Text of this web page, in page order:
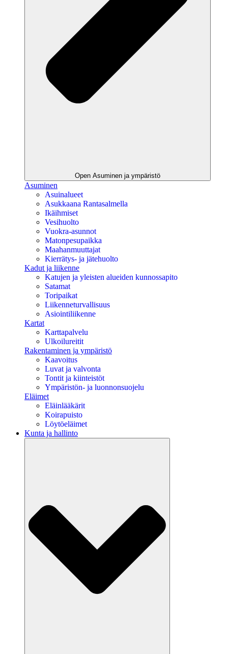
Open Asuminen ja ympäristö
Asuminen
Asuinalueet
Asukkaana Rantasalmella
Ikäihmiset
Vesihuolto
Vuokra-asunnot
Matonpesupaikka
Maahanmuuttajat
Kierrätys- ja jätehuolto
Kadut ja liikenne
Katujen ja yleisten alueiden kunnossapito
Satamat
Toripaikat
Liikenneturvallisuus
Asiointiliikenne
Kartat
Karttapalvelu
Ulkoilureitit
Rakentaminen ja ympäristö
Kaavoitus
Luvat ja valvonta
Tontit ja kiinteistöt
Ympäristön- ja luonnonsuojelu
Eläimet
Eläinlääkärit
Koirapuisto
Löytöeläimet
Kunta ja hallinto